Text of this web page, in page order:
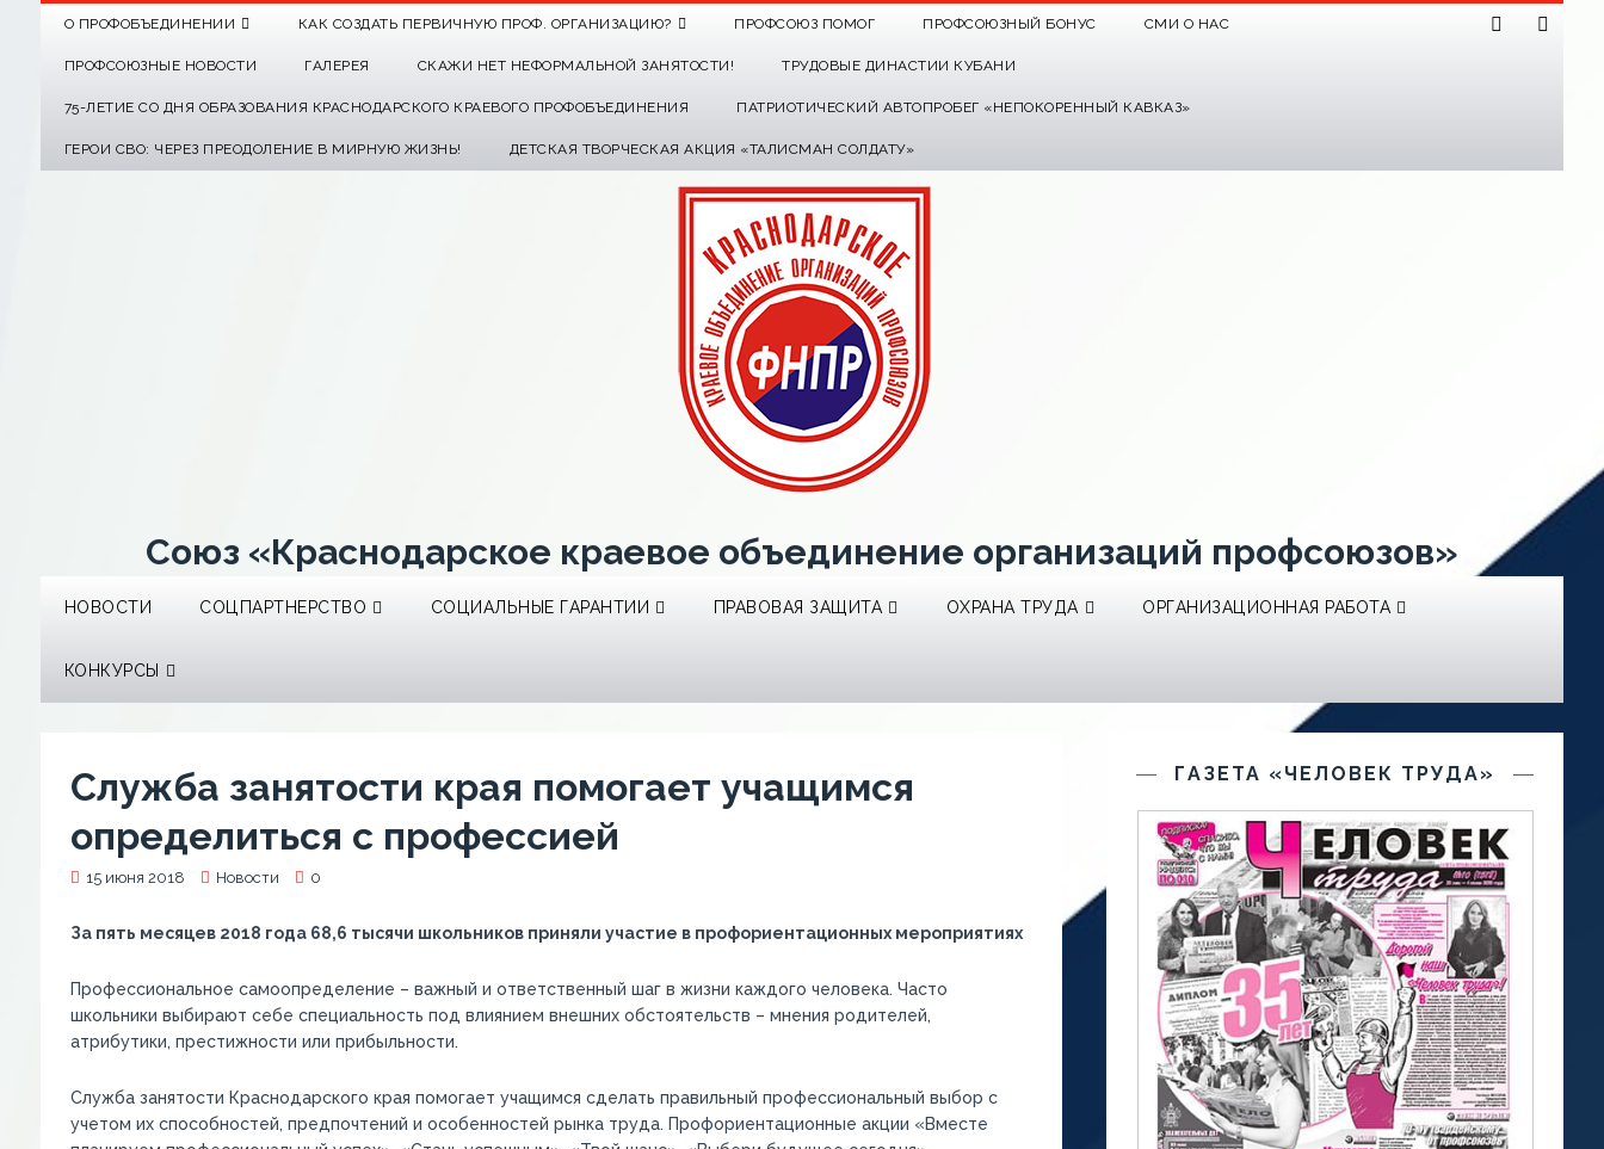
О ПРОФОБЪЕДИНЕНИИ КАК СОЗДАТЬ ПЕРВИЧНУЮ ПРОФ. ОРГАНИЗАЦИЮ? ПРОФСОЮЗ ПОМОГ ПРОФСОЮЗНЫЙ БОНУС СМИ О НАС
ПРОФСОЮЗНЫЕ НОВОСТИ ГАЛЕРЕЯ СКАЖИ НЕТ НЕФОРМАЛЬНОЙ ЗАНЯТОСТИ! ТРУДОВЫЕ ДИНАСТИИ КУБАНИ
75-ЛЕТИЕ СО ДНЯ ОБРАЗОВАНИЯ КРАСНОДАРСКОГО КРАЕВОГО ПРОФОБЪЕДИНЕНИЯ ПАТРИОТИЧЕСКИЙ АВТОПРОБЕГ «НЕПОКОРЕННЫЙ КАВКАЗ»
ГЕРОИ СВО: ЧЕРЕЗ ПРЕОДОЛЕНИЕ В МИРНУЮ ЖИЗНЬ! ДЕТСКАЯ ТВОРЧЕСКАЯ АКЦИЯ «ТАЛИСМАН СОЛДАТУ»
Союз «Краснодарское краевое объединение организаций профсоюзов»
НОВОСТИ СОЦПАРТНЕРСТВО СОЦИАЛЬНЫЕ ГАРАНТИИ ПРАВОВАЯ ЗАЩИТА ОХРАНА ТРУДА ОРГАНИЗАЦИОННАЯ РАБОТА
КОНКУРСЫ
Служба занятости края помогает учащимся
определиться с профессией
15 июня 2018 Новости 0
За пять месяцев 2018 года 68,6 тысячи школьников приняли участие в профориентационных мероприятиях
Профессиональное самоопределение – важный и ответственный шаг в жизни каждого человека. Часто
школьники выбирают себе специальность под влиянием внешних обстоятельств – мнения родителей,
атрибутики, престижности или прибыльности.
Служба занятости Краснодарского края помогает учащимся сделать правильный профессиональный выбор с
учетом их способностей, предпочтений и особенностей рынка труда. Профориентационные акции «Вместе
ГАЗЕТА «ЧЕЛОВЕК ТРУДА»